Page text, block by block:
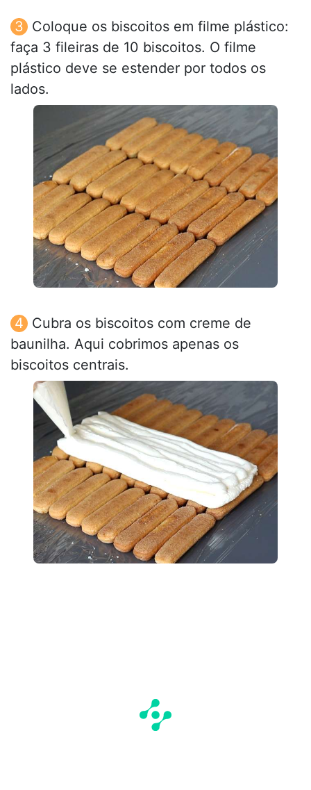
Coloque os biscoitos em filme plástico:
faça 3 fileiras de 10 biscoitos. O filme
plástico deve se estender por todos os
lados.
Cubra os biscoitos com creme de
baunilha. Aqui cobrimos apenas os
biscoitos centrais.